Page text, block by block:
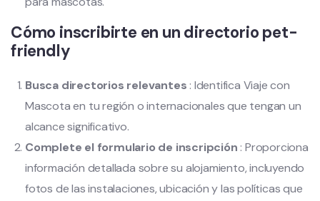
Cómo inscribirte en un directorio pet-
friendly
Busca directorios relevantes : Identifica Viaje con
Mascota en tu región o internacionales que tengan un
alcance significativo.
Complete el formulario de inscripción : Proporciona
información detallada sobre su alojamiento, incluyendo
fotos de las instalaciones, ubicación y las políticas que